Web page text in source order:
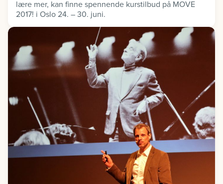
lære mer, kan finne spennende kurstilbud på MOVE
2017! i Oslo 24. – 30. juni.